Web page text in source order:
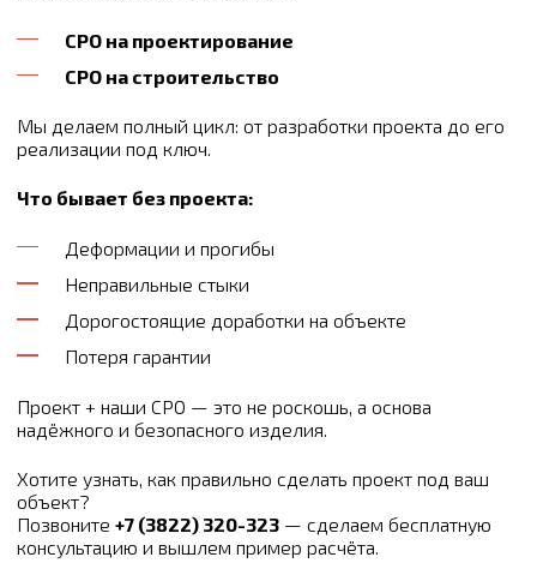
СРО на проектирование
СРО на строительство
Мы делаем полный цикл: от разработки проекта до его
реализации под ключ.
Что бывает без проекта:
Деформации и прогибы
Неправильные стыки
Дорогостоящие доработки на объекте
Потеря гарантии
Проект + наши СРО — это не роскошь, а основа
надёжного и безопасного изделия.
Хотите узнать, как правильно сделать проект под ваш
объект?
Позвоните +7 (3822) 320-323 — сделаем бесплатную
консультацию и вышлем пример расчёта.